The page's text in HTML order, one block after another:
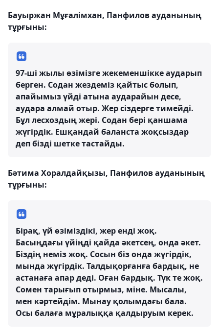
Бауыржан Мұғалімхан, Панфилов ауданының
тұрғыны:
97-ші жылы өзімізге жекеменшікке аударып
берген. Содан жездеміз қайтыс болып,
апайымыз үйді атына аударайын десе,
аудара алмай отыр. Жер сіздерге тимейді.
Бұл лесхоздың жері. Содан бері қаншама
жүгірдік. Ешқандай баланста жоқсыздар
деп бізді шетке тастайды.
Бәтима Хоралдайқызы, Панфилов ауданының
тұрғыны:
Бірақ, үй өзіміздікі, жер енді жоқ.
Басыңдағы үйіңді қайда әкетсең, онда әкет.
Біздің неміз жоқ. Сосын біз онда жүгірдік,
мында жүгірдік. Талдықорғанға бардық, не
астанаға апар деді. Оған бардық. Түк те жоқ.
Сомен тарығып отырмыз, міне. Мысалы,
мен кәртейдім. Мынау қолымдағы бала.
Осы балаға мұралыққа қалдыруым керек.